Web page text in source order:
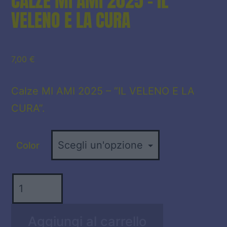
VELENO E LA CURA
7,00 €
Calze MI AMI 2025 – “IL VELENO E LA
CURA”.
Color
MI